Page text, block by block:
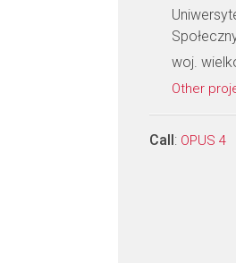
woj.
Other
Call: OPUS 4